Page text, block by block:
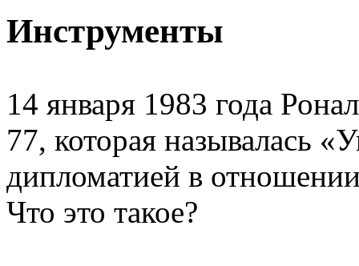
Инструменты
14 января 1983 года
77, которая называлась
дипломатией в
Что это такое?